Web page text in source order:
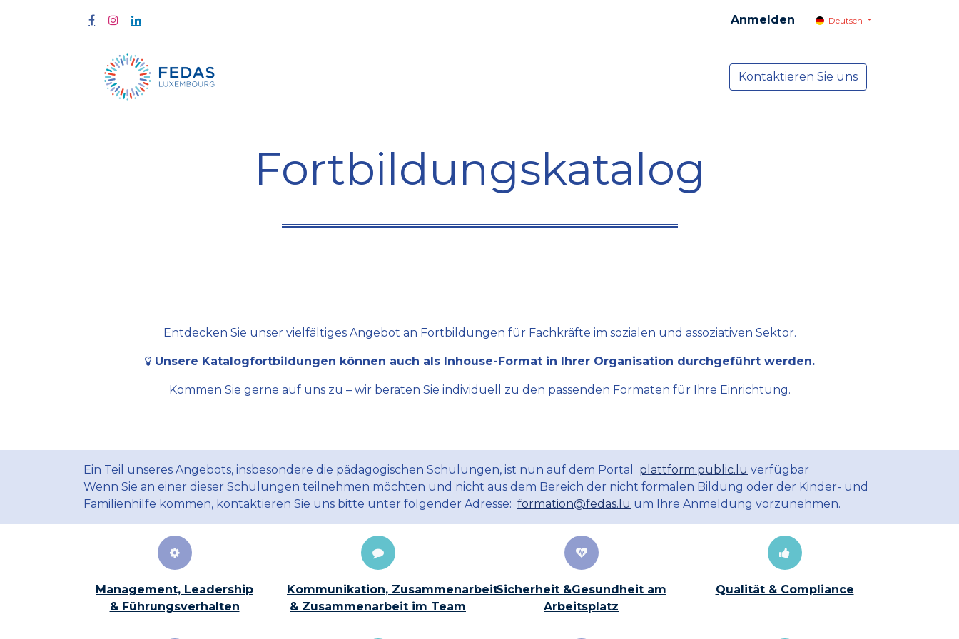
Anmelden Deutsch
NEWS
Kontaktieren Sie uns
Fortbildungskatalog
Entdecken Sie unser vielfältiges Angebot an Fortbildungen für Fachkräfte im sozialen und assoziativen Sektor.
Unsere Katalogfortbildungen können auch als Inhouse-Format in Ihrer Organisation durchgeführt werden.
Kommen Sie gerne auf uns zu – wir beraten Sie individuell zu den passenden Formaten für Ihre Einrichtung.
Ein Teil unseres Angebots, insbesondere die pädagogischen Schulungen, ist nun auf dem Portal plattform.public.lu verfügbar
Wenn Sie an einer dieser Schulungen teilnehmen möchten und nicht aus dem Bereich der nicht formalen Bildung oder der Kinder- und
Familienhilfe kommen, kontaktieren Sie uns bitte unter folgender Adresse: formation@fedas.lu um Ihre Anmeldung vorzunehmen.
Management, Leadership
& Führungsverhalten
Kommunikation, Zusammenarbeit
& Zusammenarbeit im Team
Sicherheit &Gesundheit am
Arbeitsplatz
Qualität & Compliance